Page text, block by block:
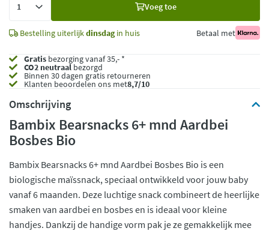
Voeg toe
Bestelling uiterlijkdinsdagin huis Betaal met
Gratis bezorging vanaf 35,- *
CO2 neutraalbezorgd
Binnen 30 dagen gratis retourneren
Klanten beoordelen ons met8,7/10
Omschrijving
Bambix Bearsnacks 6+ mnd Aardbei
Bosbes Bio
Bambix Bearsnacks 6+ mnd Aardbei Bosbes Bio is een
biologische maïssnack, speciaal ontwikkeld voor jouw baby
vanaf 6 maanden. Deze luchtige snack combineert de heerlijke
smaken van aardbei en bosbes en is ideaal voor kleine
handjes. Dankzij de handige vorm pak je ze gemakkelijk mee